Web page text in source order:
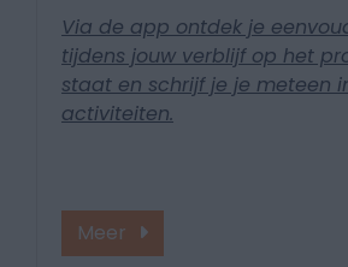
Via de app ontdek je
tijdens jouw verblijf op het
staat en schrijf je je meteen
activiteiten.
Meer